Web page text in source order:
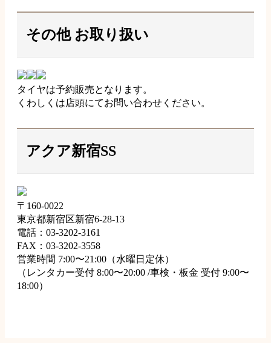
その他 お取り扱い
タイヤは予約販売となります。
くわしくは店頭にてお問い合わせください。
アクア新宿SS
〒160-0022
東京都新宿区新宿6-28-13
電話：03-3202-3161
FAX：03-3202-3558
営業時間 7:00〜21:00（水曜日定休）
（レンタカー受付 8:00〜20:00 /車検・板金 受付 9:00〜
18:00）